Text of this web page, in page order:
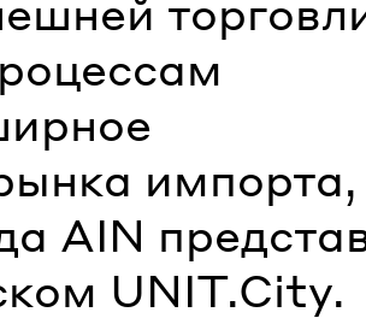
импорта,
AIN
UNIT.City.